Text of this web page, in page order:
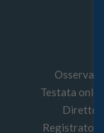
Testata
Registrato